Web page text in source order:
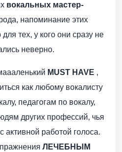
вокальных мастер-
напоминание этих
тех, у кого они сразу не
неверно.
MUST HAVE ,
как любому вокалисту
педагогам по вокалу,
других профессий, чья
активной работой голоса.
ЛЕЧЕБНЫМ